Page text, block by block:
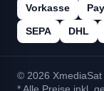
Vorkasse
SEPA DHL
© 2026 XmediaSat
* Alle Preise inkl.